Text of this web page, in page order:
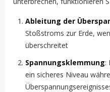
Ableitung der
Stoßstroms zur Erde,
überschreitet
Spannungsklemmung:
ein sicheres Niveau